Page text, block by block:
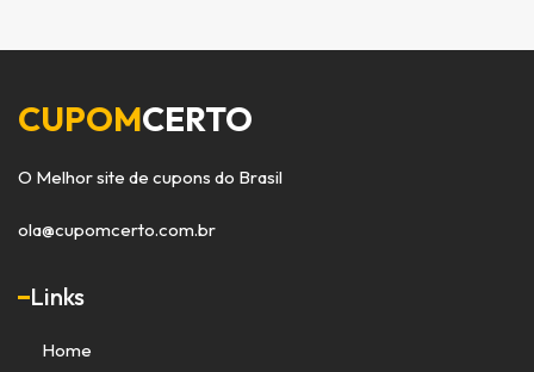
CUPOMCERTO
O Melhor site de cupons do Brasil
ola@cupomcerto.com.br
Links
Home